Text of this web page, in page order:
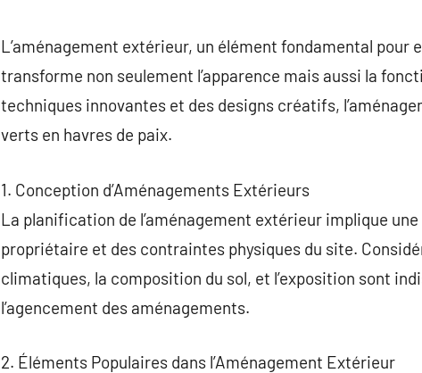
L’aménagement extérieur, un élément fondamental pour
transforme non seulement l’apparence mais aussi la
techniques innovantes et des designs créatifs,
verts en havres de paix.
1. Conception d’Aménagements Extérieurs
La planification de l’aménagement extérieur implique
propriétaire et des contraintes physiques du site.
climatiques, la composition du sol, et l’exposition sont
l’agencement des aménagements.
2. Éléments Populaires dans l’Aménagement Extérieur